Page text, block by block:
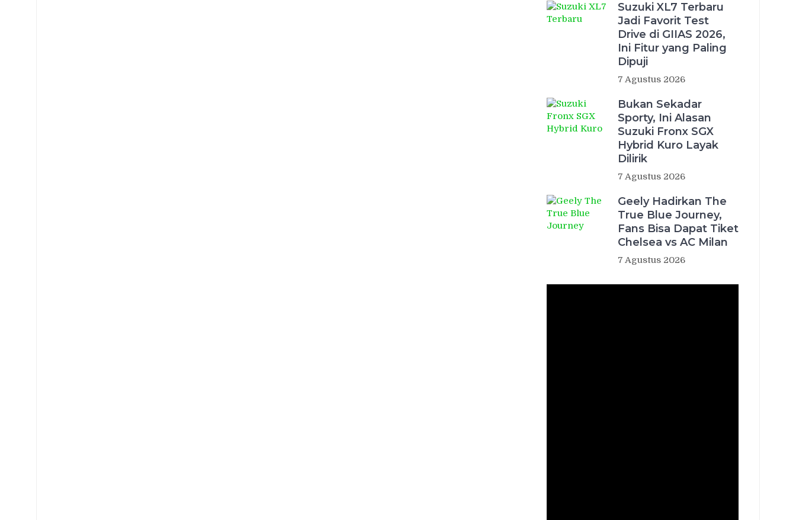
Suzuki XL7 Terbaru
Jadi Favorit Test
Drive di GIIAS 2026,
Ini Fitur yang Paling
Dipuji
7 Agustus 2026
Bukan Sekadar
Sporty, Ini Alasan
Suzuki Fronx SGX
Hybrid Kuro Layak
Dilirik
7 Agustus 2026
Geely Hadirkan The
True Blue Journey,
Fans Bisa Dapat Tiket
Chelsea vs AC Milan
7 Agustus 2026